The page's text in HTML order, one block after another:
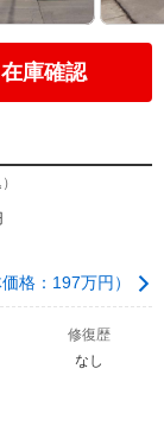
庫確認
格：197万円）
修復歴
なし